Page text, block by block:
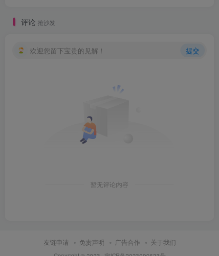
评论 抢沙发
欢迎您留下宝贵的见解！ 提交
暂无评论内容
友链申请 免责声明 广告合作 关于我们